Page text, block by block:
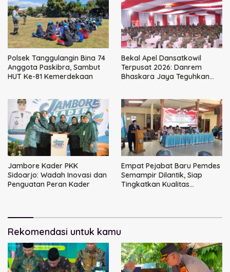
Polsek Tanggulangin Bina 74
Anggota Paskibra, Sambut
HUT Ke-81 Kemerdekaan
Bekal Apel Dansatkowil
Terpusat 2026: Danrem
Bhaskara Jaya Teguhkan
Jambore Kader PKK
Sidoarjo: Wadah Inovasi dan
Penguatan Peran Kader
Empat Pejabat Baru Pemdes
Semampir Dilantik, Siap
Tingkatkan Kualitas
Rekomendasi untuk kamu